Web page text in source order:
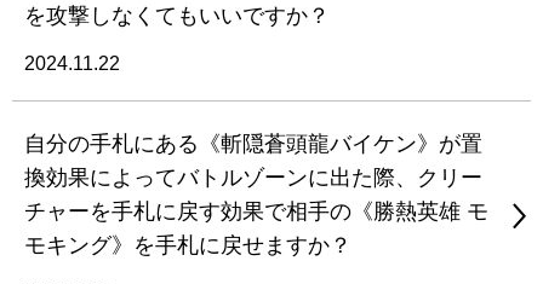
を攻撃しなくてもいいですか？
2024.11.22
自分の手札にある《斬隠蒼頭龍バイケン》が置
換効果によってバトルゾーンに出た際、クリー
チャーを手札に戻す効果で相手の《勝熱英雄 モ
モキング》を手札に戻せますか？